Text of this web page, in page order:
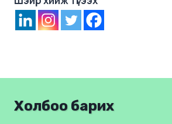
Холбоо барих